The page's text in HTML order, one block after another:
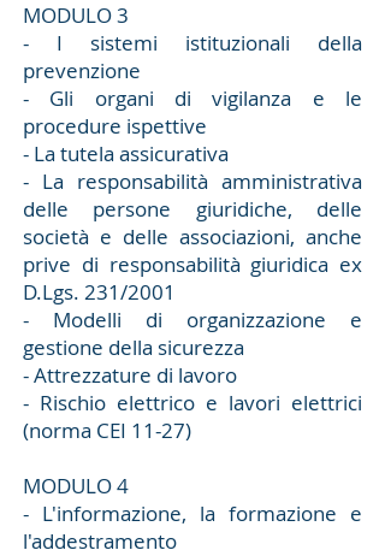
MODULO 3
- I sistemi istituzionali della
prevenzione
- Gli organi di vigilanza e le
procedure ispettive
- La tutela assicurativa
- La responsabilità amministrativa
delle persone giuridiche, delle
società e delle associazioni, anche
prive di responsabilità giuridica ex
D.Lgs. 231/2001
- Modelli di organizzazione e
gestione della sicurezza
- Attrezzature di lavoro
- Rischio elettrico e lavori elettrici
(norma CEI 11-27)
MODULO 4
- L'informazione, la formazione e
l'addestramento